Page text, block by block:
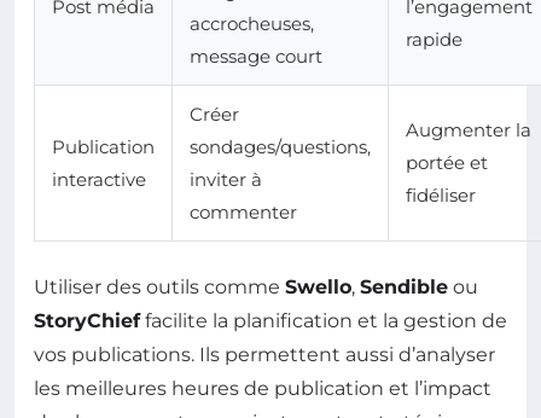
Post média
accrocheuses,
message court
l’engagement
rapide
Publication
interactive
Créer
sondages/questions,
inviter à
commenter
Augmenter la
portée et
fidéliser
Utiliser des outils comme Swello, Sendible ou
StoryChieffacilite la planification et la gestion de
vos publications. Ils permettent aussi d’analyser
les meilleures heures de publication et l’impact